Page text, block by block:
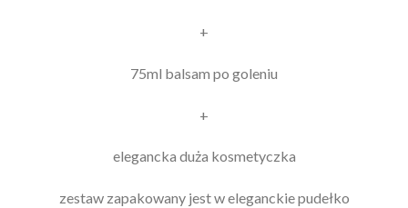
+
75ml balsam po goleniu
+
elegancka duża kosmetyczka
zestaw zapakowany jest w eleganckie pudełko